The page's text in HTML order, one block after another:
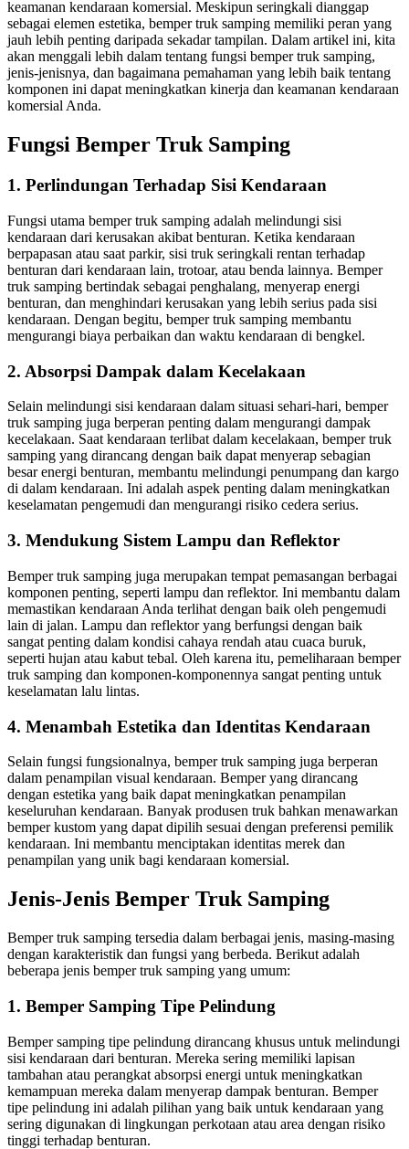
keamanan kendaraan komersial. Meskipun seringkali dianggap
sebagai elemen estetika, bemper truk samping memiliki peran yang
jauh lebih penting daripada sekadar tampilan. Dalam artikel ini, kita
akan menggali lebih dalam tentang fungsi bemper truk samping,
jenis-jenisnya, dan bagaimana pemahaman yang lebih baik tentang
komponen ini dapat meningkatkan kinerja dan keamanan kendaraan
komersial Anda.
Fungsi Bemper Truk Samping
1. Perlindungan Terhadap Sisi Kendaraan
Fungsi utama bemper truk samping adalah melindungi sisi
kendaraan dari kerusakan akibat benturan. Ketika kendaraan
berpapasan atau saat parkir, sisi truk seringkali rentan terhadap
benturan dari kendaraan lain, trotoar, atau benda lainnya. Bemper
truk samping bertindak sebagai penghalang, menyerap energi
benturan, dan menghindari kerusakan yang lebih serius pada sisi
kendaraan. Dengan begitu, bemper truk samping membantu
mengurangi biaya perbaikan dan waktu kendaraan di bengkel.
2. Absorpsi Dampak dalam Kecelakaan
Selain melindungi sisi kendaraan dalam situasi sehari-hari, bemper
truk samping juga berperan penting dalam mengurangi dampak
kecelakaan. Saat kendaraan terlibat dalam kecelakaan, bemper truk
samping yang dirancang dengan baik dapat menyerap sebagian
besar energi benturan, membantu melindungi penumpang dan kargo
di dalam kendaraan. Ini adalah aspek penting dalam meningkatkan
keselamatan pengemudi dan mengurangi risiko cedera serius.
3. Mendukung Sistem Lampu dan Reflektor
Bemper truk samping juga merupakan tempat pemasangan berbagai
komponen penting, seperti lampu dan reflektor. Ini membantu dalam
memastikan kendaraan Anda terlihat dengan baik oleh pengemudi
lain di jalan. Lampu dan reflektor yang berfungsi dengan baik
sangat penting dalam kondisi cahaya rendah atau cuaca buruk,
seperti hujan atau kabut tebal. Oleh karena itu, pemeliharaan bemper
truk samping dan komponen-komponennya sangat penting untuk
keselamatan lalu lintas.
4. Menambah Estetika dan Identitas Kendaraan
Selain fungsi fungsionalnya, bemper truk samping juga berperan
dalam penampilan visual kendaraan. Bemper yang dirancang
dengan estetika yang baik dapat meningkatkan penampilan
keseluruhan kendaraan. Banyak produsen truk bahkan menawarkan
bemper kustom yang dapat dipilih sesuai dengan preferensi pemilik
kendaraan. Ini membantu menciptakan identitas merek dan
penampilan yang unik bagi kendaraan komersial.
Jenis-Jenis Bemper Truk Samping
Bemper truk samping tersedia dalam berbagai jenis, masing-masing
dengan karakteristik dan fungsi yang berbeda. Berikut adalah
beberapa jenis bemper truk samping yang umum:
1. Bemper Samping Tipe Pelindung
Bemper samping tipe pelindung dirancang khusus untuk melindungi
sisi kendaraan dari benturan. Mereka sering memiliki lapisan
tambahan atau perangkat absorpsi energi untuk meningkatkan
kemampuan mereka dalam menyerap dampak benturan. Bemper
tipe pelindung ini adalah pilihan yang baik untuk kendaraan yang
sering digunakan di lingkungan perkotaan atau area dengan risiko
tinggi terhadap benturan.